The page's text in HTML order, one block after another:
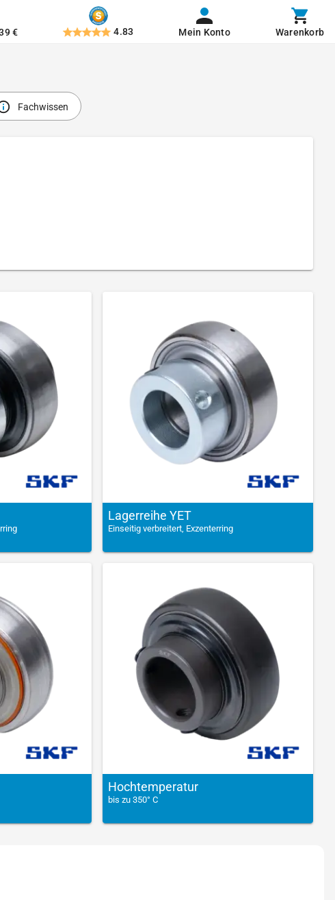
€ 4.83 Mein Konto Warenkorb
Fachwissen
Lagerreihe YET
Einseitig verbreitert, Exzenterring
Hochtemperatur
bis zu 350° C